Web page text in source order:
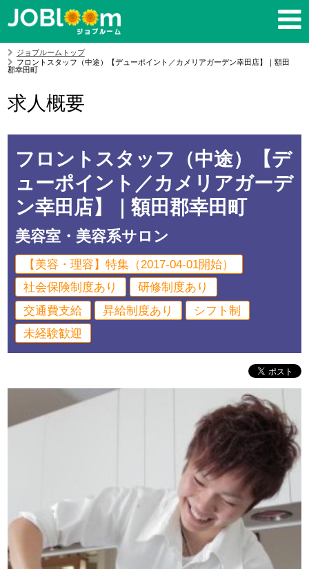
ジョブルームトップ
フロントスタッフ（中途）【デューポイント／カメリアガーデン幸田店】｜額田
郡幸田町
求人概要
フロントスタッフ（中途）【デ
ューポイント／カメリアガーデ
ン幸田店】｜額田郡幸田町
美容室・美容系サロン
【美容・理容】特集（2017-04-01開始）
社会保険制度あり
研修制度あり
交通費支給
昇給制度あり
シフト制
未経験歓迎